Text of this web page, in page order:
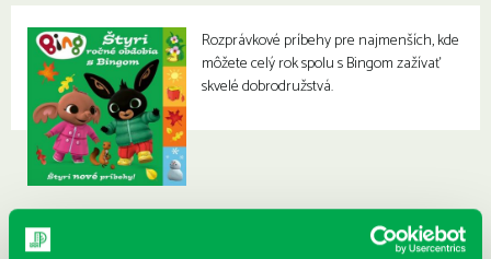
Rozprávkové príbehy pre najmenších, kde
môžete celý rok spolu s Bingom zažívať
skvelé dobrodružstvá.